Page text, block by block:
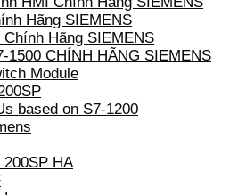
Hãng SIEMENS
Chính Hãng SIEMENS
1500 CHÍNH HÃNG SIEMENS
Module
based on S7-1200
200SP HA